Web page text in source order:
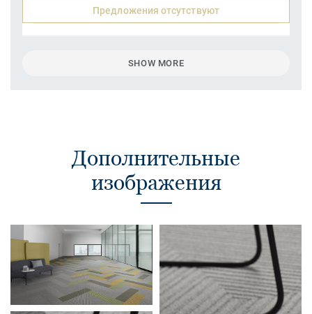
Предложения отсутствуют
SHOW MORE
Дополнительные
изображения